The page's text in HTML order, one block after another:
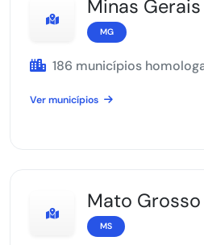
Minas Gerais
MG
186 municípios
Ver municípios
Mato
MS